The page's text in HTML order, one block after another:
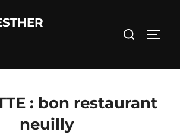
Rechercher :
: bon restaurant
neuilly